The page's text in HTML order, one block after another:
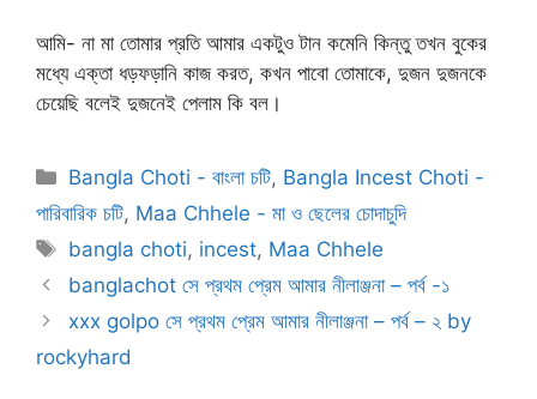
আমি- না মা তোমার প্রতি আমার একটুও টান কমেনি কিন্তু তখন বুকের
মধ্যে এক্তা ধড়ফড়ানি কাজ করত, কখন পাবো তোমাকে, দুজন দুজনকে
চেয়েছি বলেই দুজনেই পেলাম কি বল।
Categories
Bangla Choti - বাংলা চটি, Bangla Incest Choti -
পারিবারিক চটি, Maa Chhele - মা ও ছেলের চোদাচুদি
Tags
bangla choti, incest, Maa Chhele
banglachot সে প্রথম প্রেম আমার নীলাঞ্জনা – পর্ব -১
xxx golpo সে প্রথম প্রেম আমার নীলাঞ্জনা – পর্ব – ২ by
rockyhard